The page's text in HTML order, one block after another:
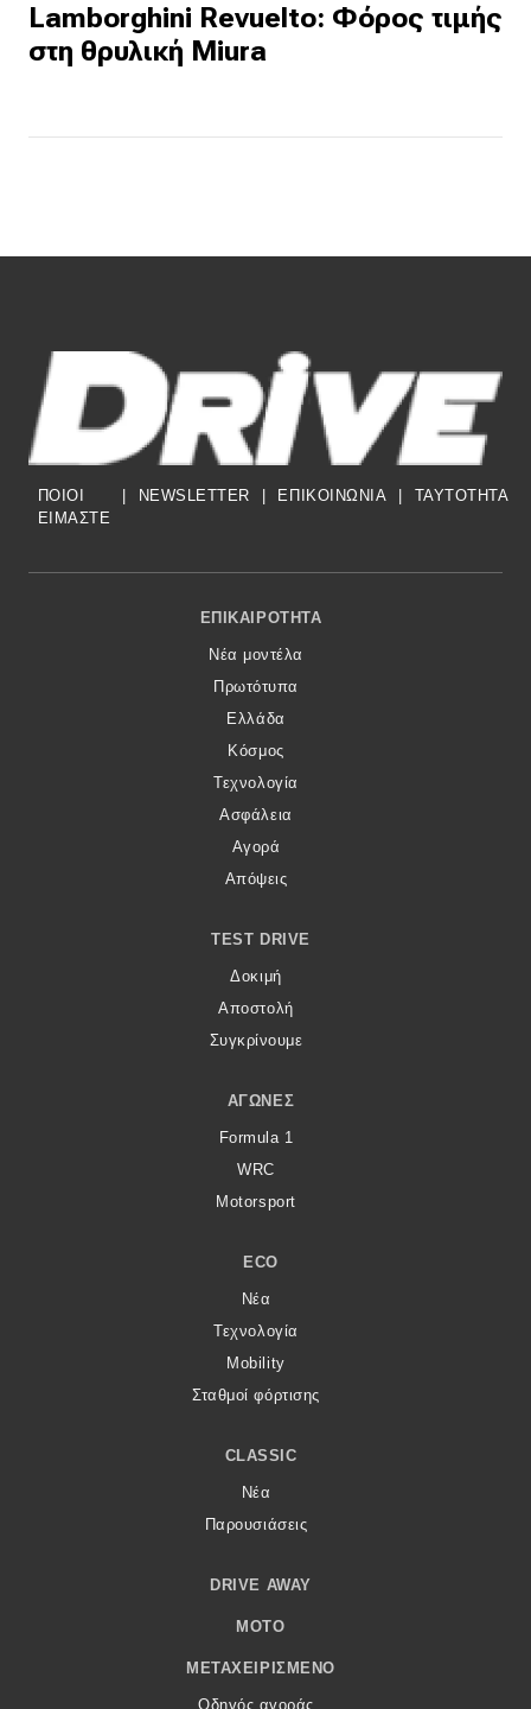
Lamborghini Revuelto: Φόρος τιμής
στη θρυλική Miura
ΠΟΙΟΙ
ΕΙΜΑΣΤΕ
| NEWSLETTER | ΕΠΙΚΟΙΝΩΝΙΑ | TAYTOTHTA
Footer Menu
ΕΠΙΚΑΙΡΌΤΗΤΑ
Νέα μοντέλα
Πρωτότυπα
Ελλάδα
Κόσμος
Τεχνολογία
Ασφάλεια
Αγορά
Απόψεις
TEST DRIVE
Δοκιμή
Αποστολή
Συγκρίνουμε
ΑΓΏΝΕΣ
Formula 1
WRC
Motorsport
ECO
Νέα
Τεχνολογία
Mobility
Σταθμοί φόρτισης
CLASSIC
Νέα
Παρουσιάσεις
DRIVE AWAY
MOTO
ΜΕΤΑΧΕΙΡΙΣΜΈΝΟ
Οδηγός αγοράς